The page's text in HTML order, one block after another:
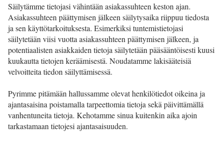
Säilytämme tietojasi vähintään asiakassuhteen keston ajan.
Asiakassuhteen päättymisen jälkeen säilytysaika riippuu tiedosta
ja sen käyttötarkoituksesta. Esimerkiksi tuntemistietojasi
säilytetään viisi vuotta asiakassuhteen päättymisen jälkeen, ja
potentiaalisten asiakkaiden tietoja säilytetään pääsääntöisesti kuusi
kuukautta tietojen keräämisestä. Noudatamme lakisääteisiä
velvoitteita tiedon säilyttämisessä.
​​​​​​​Pyrimme pitämään hallussamme olevat henkilötiedot oikeina ja
ajantasaisina poistamalla tarpeettomia tietoja sekä päivittämällä
vanhentuneita tietoja. Kehotamme sinua kuitenkin aika ajoin
tarkastamaan tietojesi ajantasaisuuden.